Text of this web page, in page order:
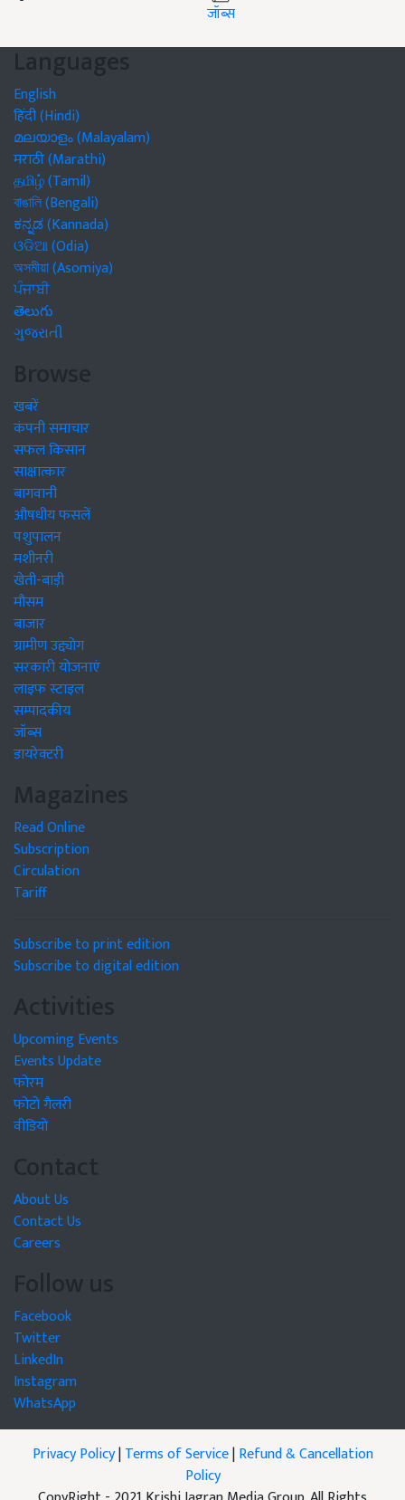
जॉब्स
Languages
English
हिंदी (Hindi)
മലയാളം (Malayalam)
मराठी (Marathi)
தமிழ் (Tamil)
বাঙালি (Bengali)
ಕನ್ನಡ (Kannada)
ଓଡିଆ (Odia)
অসমীয়া (Asomiya)
ਪੰਜਾਬੀ
తెలుగు
ગુજરાતી
Browse
खबरें
कंपनी समाचार
सफल किसान
साक्षात्कार
बागवानी
औषधीय फसलें
पशुपालन
मशीनरी
खेती-बाड़ी
मौसम
बाजार
ग्रामीण उद्द्योग
सरकारी योजनाएं
लाइफ स्टाइल
सम्पादकीय
जॉब्स
डायरेक्टरी
Magazines
Read Online
Subscription
Circulation
Tariff
Subscribe to print edition
Subscribe to digital edition
Activities
Upcoming Events
Events Update
फोरम
फोटो गैलरी
वीडियो
Contact
About Us
Contact Us
Careers
Follow us
Facebook
Twitter
LinkedIn
Instagram
WhatsApp
Privacy Policy|Terms of Service|Refund & Cancellation
Policy